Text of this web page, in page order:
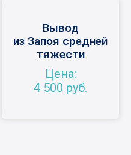
Вывод
из Запоя средней
тяжести
Цена:
4 500 руб.